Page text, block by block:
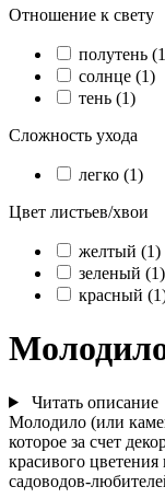
Отношение к свету
полутень
солнце (1)
тень (1)
Сложность ухода
легко (1)
Цвет листьев/хвои
желтый (1)
зеленый (1)
красный
Читать описание
Молодило (или
которое за счет
красивого
садоводов-